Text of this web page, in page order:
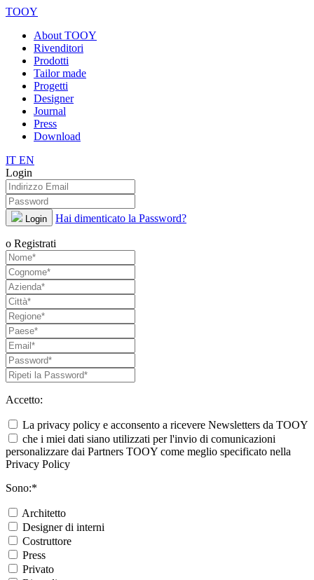
TOOY
About TOOY
Rivenditori
Prodotti
Tailor made
Progetti
Designer
Journal
Press
Download
IT EN
Login
Login Hai dimenticato la Password?
o Registrati
Accetto:
La privacy policy e acconsento a ricevere Newsletters da TOOY
che i miei dati siano utilizzati per l'invio di comunicazioni
personalizzare dai Partners TOOY come meglio specificato nella
Privacy Policy
Sono:*
Architetto
Designer di interni
Costruttore
Press
Privato